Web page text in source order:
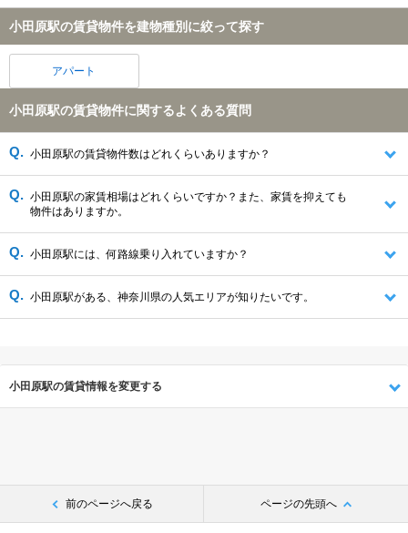
小田原駅の賃貸物件を建物種別に絞って探す
アパート
小田原駅の賃貸物件に関するよくある質問
小田原駅の賃貸物件数はどれくらいありますか？
小田原駅の家賃相場はどれくらいですか？また、家賃を抑えても
物件はありますか。
小田原駅には、何路線乗り入れていますか？
小田原駅がある、神奈川県の人気エリアが知りたいです。
小田原駅の賃貸情報を変更する
前のページへ戻る ページの先頭へ